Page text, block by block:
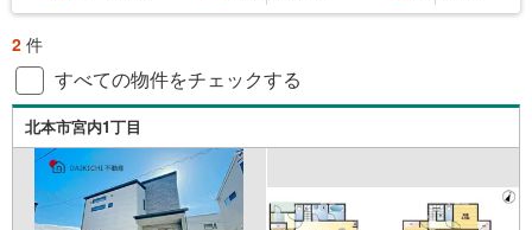
2 件
すべての物件をチェックする
北本市宮内1丁目